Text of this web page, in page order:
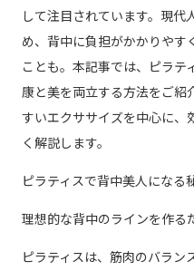
して注目されています。現代
め、背中に負担がかかりやす
ことも。本記事では、ピラ
康と美を両立する方法をご紹
すいエクササイズを中心に、
く解説します。
ピラティスで背中美人になる
理想的な背中のラインを作る
ピラティスは、筋肉のバラン